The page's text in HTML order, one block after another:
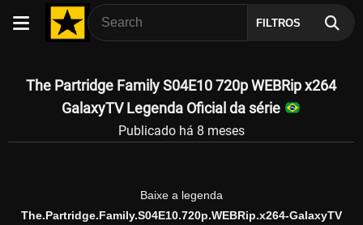
FILTROS
The Partridge Family S04E10 720p WEBRip x264
GalaxyTV Legenda Oficial da série
Publicado há 8 meses
Baixe a legenda
The.Partridge.Family.S04E10.720p.WEBRip.x264-GalaxyTV